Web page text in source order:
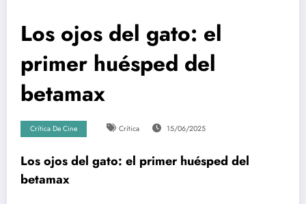
Los ojos del gato: el
primer huésped del
betamax
Crítica De Cine Crítica 15/06/2025
Los ojos del gato: el primer huésped del
betamax